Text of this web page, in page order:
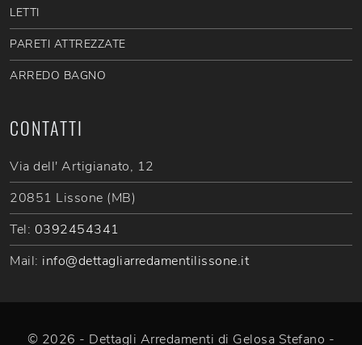
LETTI
PARETI ATTREZZATE
ARREDO BAGNO
CONTATTI
Via dell' Artigianato, 12
20851 Lissone (MB)
Tel: 0392454341
Mail: info@dettagliarredamentilissone.it
© 2026 - Dettagli Arredamenti di Gelosa Stefano -